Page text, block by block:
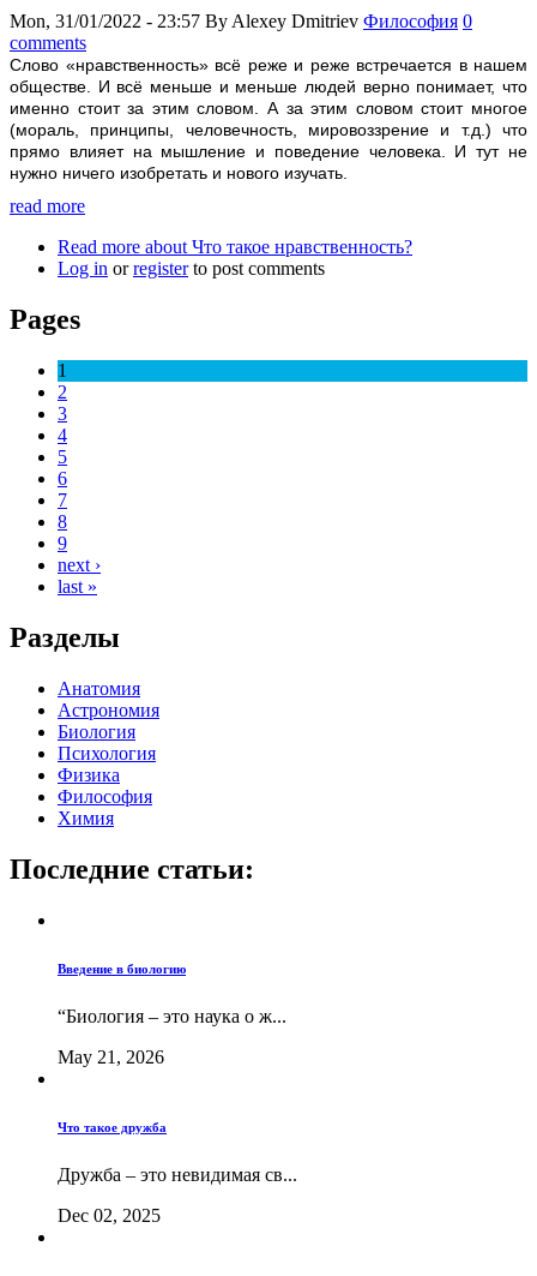
Mon, 31/01/2022 - 23:57 By Alexey Dmitriev Философия 0
comments
Слoвo «нравственность» всё реже и реже встречается в нашем
обществе. И всё меньше и меньше людей верно понимает, что
именно стоит за этим словом. А за этим словом стоит многое
(мораль, принципы, человечность, мировоззрение и т.д.) что
прямо влияет на мышление и поведение человека. И тут не
нужно ничего изобретать и нового изучать.
read more
Read more about Что такое нравственность?
Log in orregisterto post comments
Pages
1
2
3
4
5
6
7
8
9
next ›
last »
Разделы
Анатомия
Астрономия
Биология
Психология
Физика
Философия
Химия
Последние статьи:
Введение в биологию
“Биология – это наука о ж...
May 21, 2026
Что такое дружба
Дружба – это невидимая св...
Dec 02, 2025